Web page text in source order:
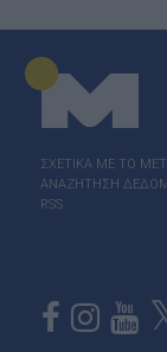
ΣΧΕΤΙΚΑ ΜΕ ΤΟ
ΑΝΑΖΗΤΗΣΗ
RSS